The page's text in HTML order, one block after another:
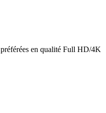
en qualité Full HD/4K